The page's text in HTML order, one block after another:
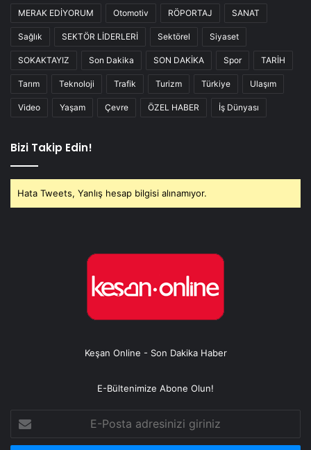
MERAK EDİYORUM Otomotiv RÖPORTAJ SANAT
Sağlık SEKTÖR LİDERLERİ Sektörel Siyaset
SOKAKTAYIZ Son Dakika SON DAKİKA Spor TARİH
Tarım Teknoloji Trafik Turizm Türkiye Ulaşım
Video Yaşam Çevre ÖZEL HABER İş Dünyası
Bizi Takip Edin!
Hata Tweets, Yanlış hesap bilgisi alınamıyor.
Keşan Online - Son Dakika Haber
E-Bültenimize Abone Olun!
Posta
adresinizi